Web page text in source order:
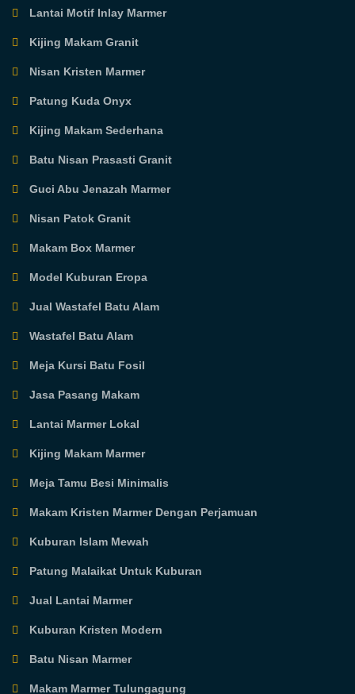
Lantai Motif Inlay Marmer
Kijing Makam Granit
Nisan Kristen Marmer
Patung Kuda Onyx
Kijing Makam Sederhana
Batu Nisan Prasasti Granit
Guci Abu Jenazah Marmer
Nisan Patok Granit
Makam Box Marmer
Model Kuburan Eropa
Jual Wastafel Batu Alam
Wastafel Batu Alam
Meja Kursi Batu Fosil
Jasa Pasang Makam
Lantai Marmer Lokal
Kijing Makam Marmer
Meja Tamu Besi Minimalis
Makam Kristen Marmer Dengan Perjamuan
Kuburan Islam Mewah
Patung Malaikat Untuk Kuburan
Jual Lantai Marmer
Kuburan Kristen Modern
Batu Nisan Marmer
Makam Marmer Tulungagung